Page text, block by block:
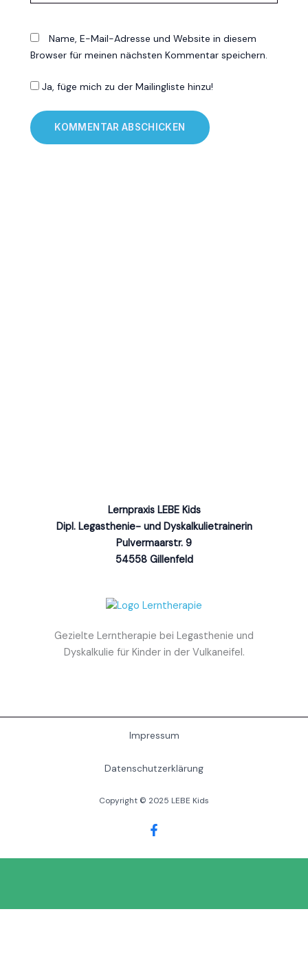
Name, E-Mail-Adresse und Website in diesem
Browser für meinen nächsten Kommentar speichern.
Ja, füge mich zu der Mailingliste hinzu!
Lernpraxis LEBE Kids
Dipl. Legasthenie- und Dyskalkulietrainerin
Pulvermaarstr. 9
54558 Gillenfeld
Gezielte Lerntherapie bei Legasthenie und
Dyskalkulie für Kinder in der Vulkaneifel.
Impressum
Datenschutzerklärung
Copyright © 2025 LEBE Kids